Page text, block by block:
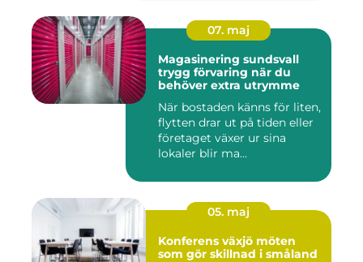
07. maj
Magasinering sundsvall
trygg förvaring när du
behöver extra utrymme
När bostaden känns för liten,
flytten drar ut på tiden eller
företaget växer ur sina
lokaler blir ma...
05. maj
Konferens växjö möten
som gör skillnad i småland